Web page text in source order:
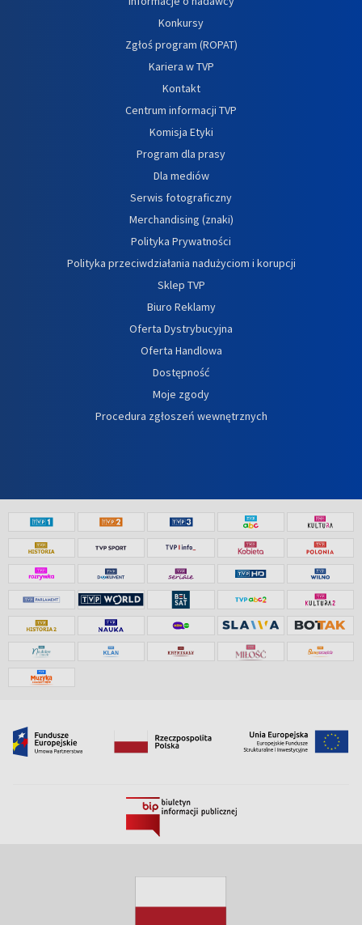
Konkursy
Zgłoś program (ROPAT)
Kariera w TVP
Kontakt
Centrum informacji TVP
Komisja Etyki
Program dla prasy
Dla mediów
Serwis fotograficzny
Merchandising (znaki)
Polityka Prywatności
Polityka przeciwdziałania nadużyciom i korupcji
Sklep TVP
Biuro Reklamy
Oferta Dystrybucyjna
Oferta Handlowa
Dostępność
Moje zgody
Procedura zgłoszeń wewnętrznych